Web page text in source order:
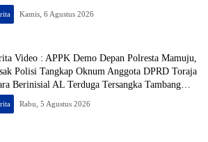
Kamis, 6 Agustus 2026
Video : APPK Demo Depan Polresta Mamuju,
Polisi Tangkap Oknum Anggota DPRD Toraja
Berinisial AL Terduga Tersangka Tambang
Ilegal
Rabu, 5 Agustus 2026